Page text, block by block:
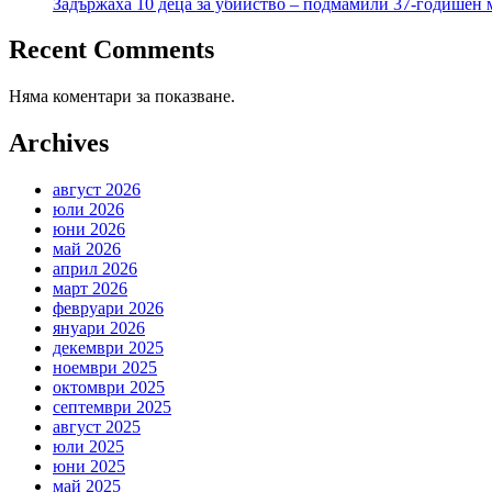
Recent Comments
Няма коментари за показване.
Archives
август 2026
юли 2026
юни 2026
май 2026
април 2026
март 2026
февруари 2026
януари 2026
декември 2025
ноември 2025
октомври 2025
септември 2025
август 2025
юли 2025
юни 2025
май 2025